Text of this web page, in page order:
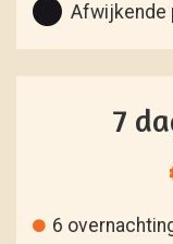
Afwijkende
7
6